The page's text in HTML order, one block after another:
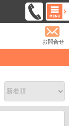
お問合せ